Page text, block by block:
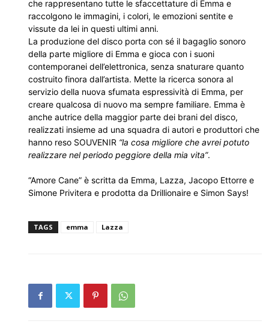
che rappresentano tutte le sfaccettature di Emma e
raccolgono le immagini, i colori, le emozioni sentite e
vissute da lei in questi ultimi anni.
La produzione del disco porta con sé il bagaglio sonoro
della parte migliore di Emma e gioca con i suoni
contemporanei dell’elettronica, senza snaturare quanto
costruito finora dall’artista. Mette la ricerca sonora al
servizio della nuova sfumata espressività di Emma, per
creare qualcosa di nuovo ma sempre familiare. Emma è
anche autrice della maggior parte dei brani del disco,
realizzati insieme ad una squadra di autori e produttori che
hanno reso SOUVENIR “la cosa migliore che avrei potuto
realizzare nel periodo peggiore della mia vita”.
“Amore Cane” è scritta da Emma, Lazza, Jacopo Ettorre e
Simone Privitera e prodotta da Drillionaire e Simon Says!
TAGS emma Lazza